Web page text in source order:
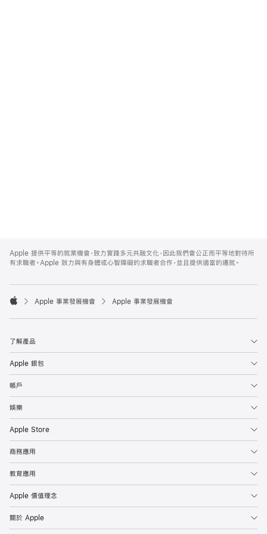
Footer
Apple 提供平等的就業機會，致力實踐多元共融文化，因此我們會公正而平等地對待所
有求職者。Apple 致力與有身體或心智障礙的求職者合作，並且提供適當的遷就。

Apple 事業發展機會 Apple 事業發展機會
了解產品
Apple 銀包
帳戶
娛樂
Apple Store
商務應用
教育應用
Apple 價值理念
關於 Apple